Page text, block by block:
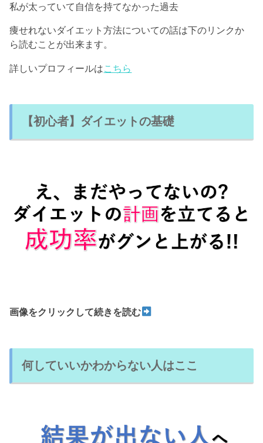
私が太っていて自信を持てなかった過去
痩せれないダイエット方法についての話は下のリンクか
ら読むことが出来ます。
詳しいプロフィールは こちら
【初心者】ダイエットの基礎
画像をクリックして続きを読む
何していいかわからない人はここ